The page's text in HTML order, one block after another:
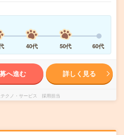
40代 50代 60代
へ進む 詳しく見る
クノ・サービス 採用担当